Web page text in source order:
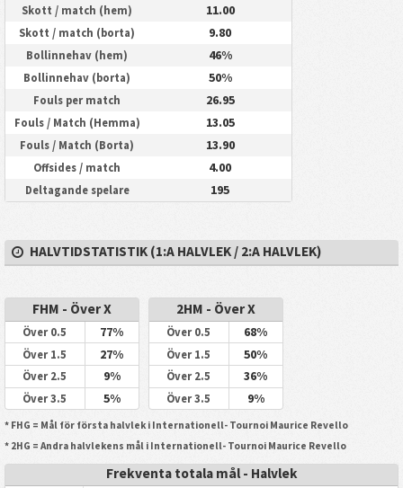
Skott / match (hem) 11.00
Skott / match (borta) 9.80
Bollinnehav (hem) 46%
Bollinnehav (borta) 50%
Fouls per match 26.95
Fouls / Match (Hemma) 13.05
Fouls / Match (Borta) 13.90
Offsides / match 4.00
Deltagande spelare 195
HALVTIDSTATISTIK (1:A HALVLEK / 2:A HALVLEK)
FHM - Över X
Över 0.5 77%
Över 1.5 27%
Över 2.5 9%
Över 3.5 5%
2HM - Över X
Över 0.5 68%
Över 1.5 50%
Över 2.5 36%
Över 3.5 9%
* FHG = Mål för första halvlek i Internationell- Tournoi Maurice Revello
* 2HG = Andra halvlekens mål i Internationell- Tournoi Maurice Revello
Frekventa totala mål - Halvlek